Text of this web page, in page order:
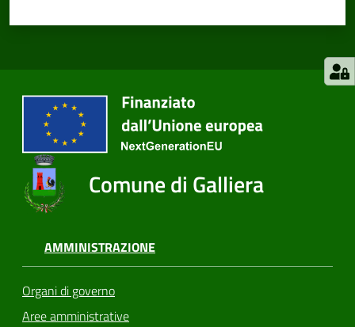
Comune di Galliera
AMMINISTRAZIONE
Organi di governo
Aree amministrative